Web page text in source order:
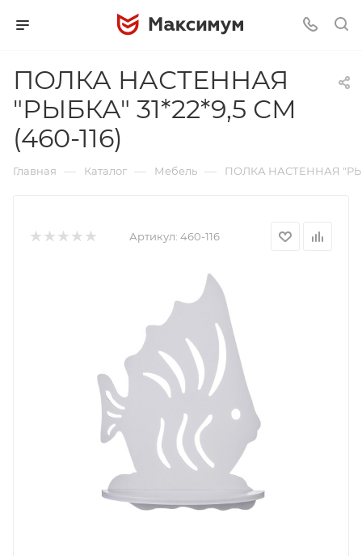
ПОЛКА НАСТЕННАЯ
"РЫБКА" 31*22*9,5 СМ
(460-116)
Главная — Каталог — Мебель — ПОЛКА НАСТЕННАЯ
Артикул: 460-116